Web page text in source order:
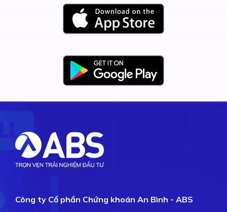
Công ty Cổ phần Chứng khoán An Bình - ABS